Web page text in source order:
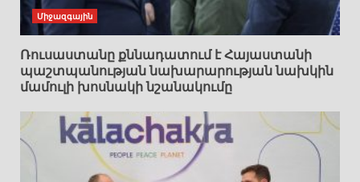
Միջազգային
Ռուսաստանը քննադատում է Հայաստանի
պաշտպանության նախարարության նախկին
մամուլի խոսնակի նշանակումը